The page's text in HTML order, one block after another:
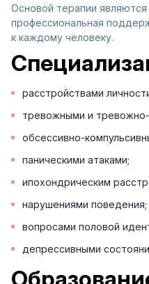
Основой терапии
профессиональная
к каждому человеку.
расстройствами
тревожными и
обсессивно-
паническими атаками;
ипохондрическим
нарушениями поведения;
вопросами половой
депрессивными